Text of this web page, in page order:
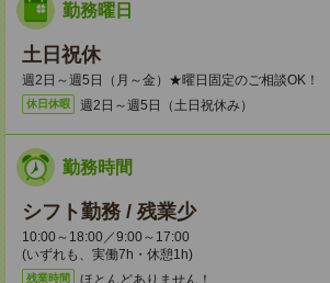
勤務曜日
土日祝休
週2日～週5日（月～金）★曜日固定のご相談OK！
休日休暇 週2日～週5日（土日祝休み）
勤務時間
シフト勤務 / 残業少
10:00～18:00／9:00～17:00
(いずれも、実働7h・休憩1h)
残業時間 ほとんどありません！